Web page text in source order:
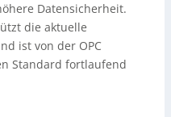
Datensicherheit.
die aktuelle
ist von der OPC
Standard fortlaufend